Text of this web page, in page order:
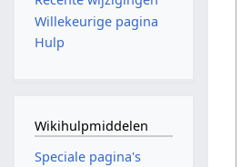
Willekeurige pagina
Hulp
Wikihulpmiddelen
Speciale pagina's